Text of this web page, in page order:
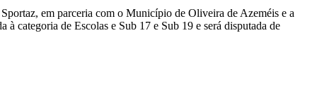
em parceria com o Município de Oliveira de Azeméis e a
categoria de Escolas e Sub 17 e Sub 19 e será disputada de